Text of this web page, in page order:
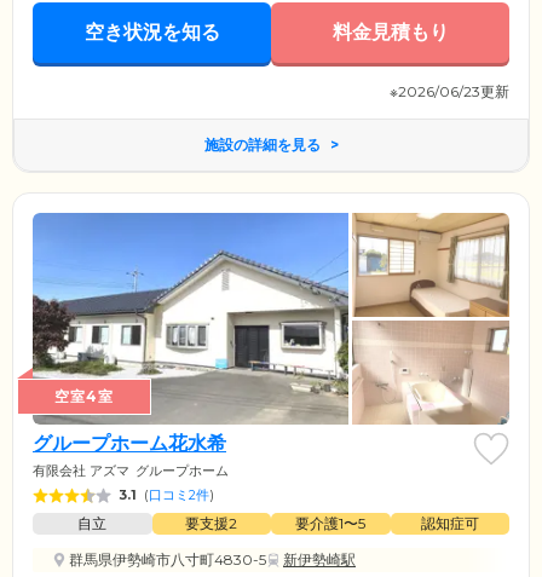
空き状況を知る 料金見積もり
※2026/06/23更新
施設の詳細を見る
空室4室
グループホーム花水希
有限会社 アズマ グループホーム
3.1 (口コミ2件)
自立 要支援2 要介護1〜5
認知症可
群馬県伊勢崎市八寸町4830-5
新伊勢崎駅